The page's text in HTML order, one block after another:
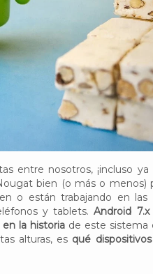
entre nosotros, ¡incluso ya
bien (o más o menos)
o están trabajando en las
y tablets.Android
la historia de este sistema
alturas, es qué